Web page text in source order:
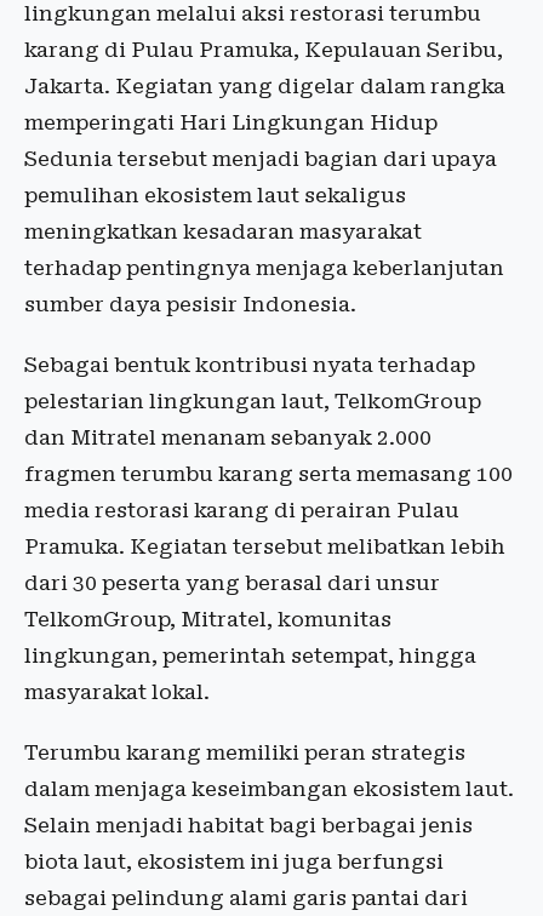
lingkungan melalui aksi restorasi terumbu
karang di Pulau Pramuka, Kepulauan Seribu,
Jakarta. Kegiatan yang digelar dalam rangka
memperingati Hari Lingkungan Hidup
Sedunia tersebut menjadi bagian dari upaya
pemulihan ekosistem laut sekaligus
meningkatkan kesadaran masyarakat
terhadap pentingnya menjaga keberlanjutan
sumber daya pesisir Indonesia.
Sebagai bentuk kontribusi nyata terhadap
pelestarian lingkungan laut, TelkomGroup
dan Mitratel menanam sebanyak 2.000
fragmen terumbu karang serta memasang 100
media restorasi karang di perairan Pulau
Pramuka. Kegiatan tersebut melibatkan lebih
dari 30 peserta yang berasal dari unsur
TelkomGroup, Mitratel, komunitas
lingkungan, pemerintah setempat, hingga
masyarakat lokal.
Terumbu karang memiliki peran strategis
dalam menjaga keseimbangan ekosistem laut.
Selain menjadi habitat bagi berbagai jenis
biota laut, ekosistem ini juga berfungsi
sebagai pelindung alami garis pantai dari